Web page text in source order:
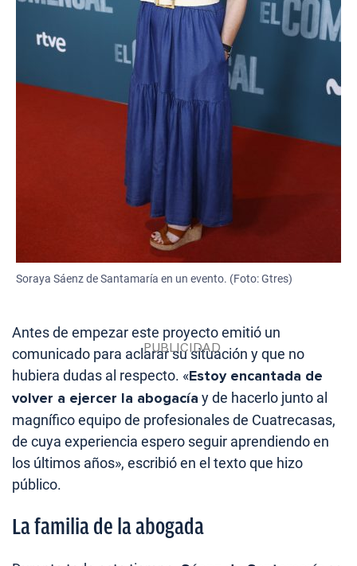
Soraya Sáenz de Santamaría en un evento. (Foto: Gtres)
Antes de empezar este proyecto emitió un
comunicado para aclarar su situación y que no
hubiera dudas al respecto. «Estoy encantada de
volver a ejercer la abogacía y de hacerlo junto al
magnífico equipo de profesionales de Cuatrecasas,
de cuya experiencia espero seguir aprendiendo en
los últimos años», escribió en el texto que hizo
público.
La familia de la abogada